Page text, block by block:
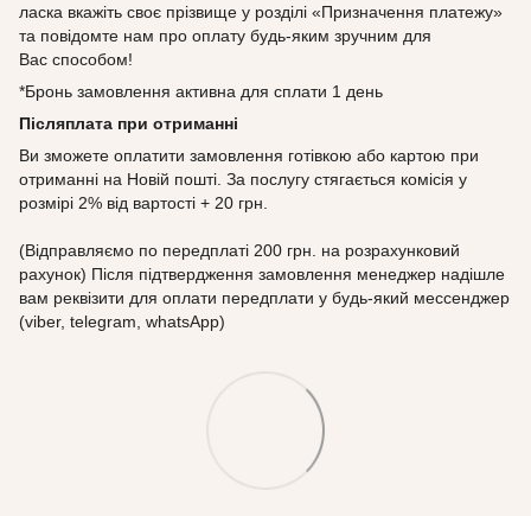
ласка вкажіть своє прізвище у розділі «Призначення платежу»
та повідомте нам про оплату будь-яким зручним для
Вас способом!
*Бронь замовлення активна для сплати 1 день
Післяплата при отриманні
Ви зможете оплатити замовлення готівкою або картою при
отриманні на Новій пошті. За послугу стягається комісія у
розмірі 2% від вартості + 20 грн.
(Відправляємо по передплаті 200 грн. на розрахунковий
рахунок) Після підтвердження замовлення менеджер надішле
вам реквізити для оплати передплати у будь-який мессенджер
(viber, telegram, whatsApp)